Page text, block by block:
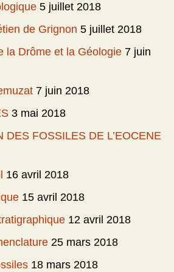
5 juillet 2018
de Grignon 5 juillet 2018
la Drôme et la Géologie 7 juin
7 juin 2018
3 mai 2018
DES FOSSILES DE L’EOCENE
16 avril 2018
15 avril 2018
12 avril 2018
25 mars 2018
18 mars 2018